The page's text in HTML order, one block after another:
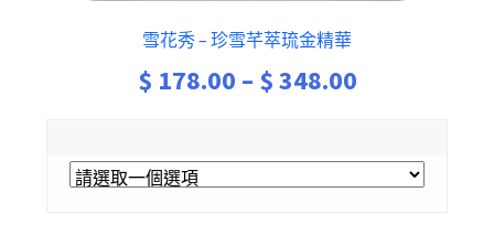
雪花秀 – 珍雪芊萃琉金精華
$ 178.00 – $348.00Price
$ 178.00